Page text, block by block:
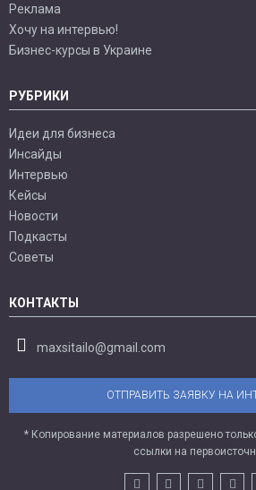
Реклама
Хочу на интервью!
Бизнес-курсы в Украине
РУБРИКИ
Идеи для бизнеса
Инсайды
Интервью
Кейсы
Новости
Подкасты
Советы
КОНТАКТЫ
maxsitailo@gmail.com
ОТПРАВИТЬ ЗАЯВКУ НА
* Копирование материалов разрешено
ссылки на